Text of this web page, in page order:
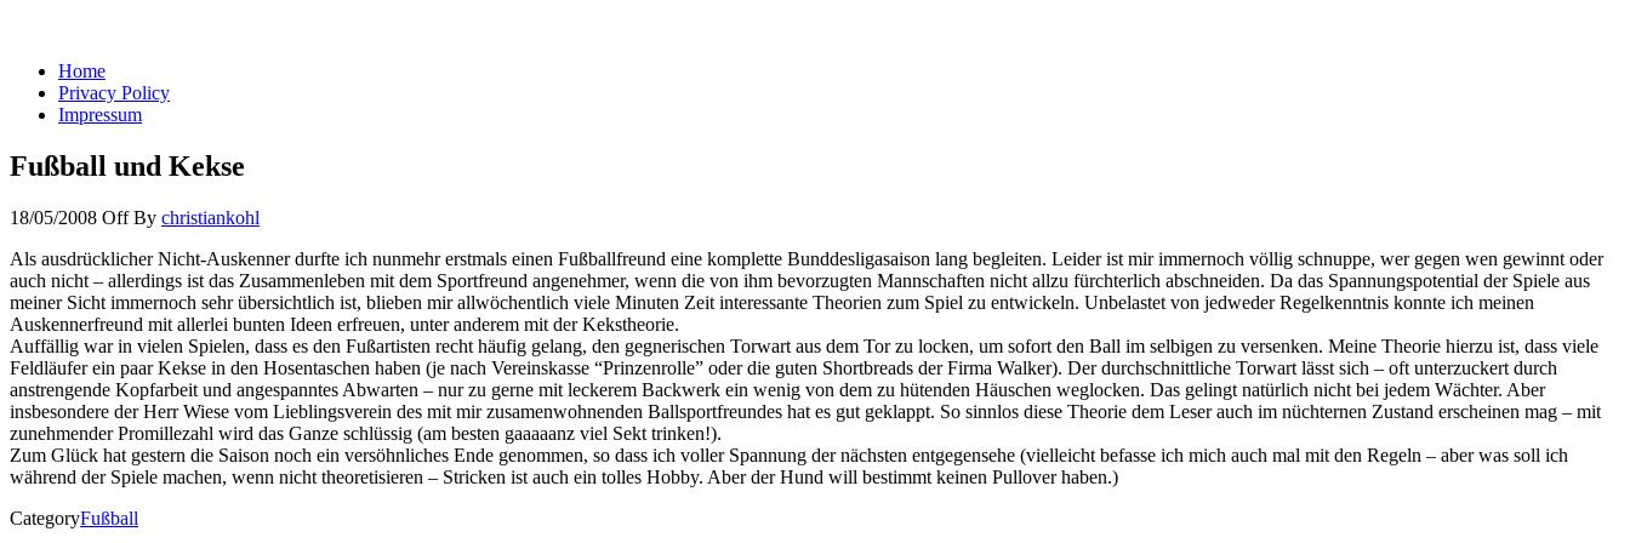
Home
Privacy Policy
Impressum
Fußball und Kekse
18/05/2008 OffBy christiankohl
Als ausdrücklicher Nicht-Auskenner durfte ich nunmehr erstmals einen Fußballfreund eine komplette Bunddesligasaison lang begleiten. Leider ist mir immernoch völlig schnuppe, wer gegen wen gewinnt oder
auch nicht – allerdings ist das Zusammenleben mit dem Sportfreund angenehmer, wenn die von ihm bevorzugten Mannschaften nicht allzu fürchterlich abschneiden. Da das Spannungspotential der Spiele aus
meiner Sicht immernoch sehr übersichtlich ist, blieben mir allwöchentlich viele Minuten Zeit interessante Theorien zum Spiel zu entwickeln. Unbelastet von jedweder Regelkenntnis konnte ich meinen
Auskennerfreund mit allerlei bunten Ideen erfreuen, unter anderem mit der Kekstheorie.
Auffällig war in vielen Spielen, dass es den Fußartisten recht häufig gelang, den gegnerischen Torwart aus dem Tor zu locken, um sofort den Ball im selbigen zu versenken. Meine Theorie hierzu ist, dass viele
Feldläufer ein paar Kekse in den Hosentaschen haben (je nach Vereinskasse “Prinzenrolle” oder die guten Shortbreads der Firma Walker). Der durchschnittliche Torwart lässt sich – oft unterzuckert durch
anstrengende Kopfarbeit und angespanntes Abwarten – nur zu gerne mit leckerem Backwerk ein wenig von dem zu hütenden Häuschen weglocken. Das gelingt natürlich nicht bei jedem Wächter. Aber
insbesondere der Herr Wiese vom Lieblingsverein des mit mir zusamenwohnenden Ballsportfreundes hat es gut geklappt. So sinnlos diese Theorie dem Leser auch im nüchternen Zustand erscheinen mag – mit
zunehmender Promillezahl wird das Ganze schlüssig (am besten gaaaaanz viel Sekt trinken!).
Zum Glück hat gestern die Saison noch ein versöhnliches Ende genommen, so dass ich voller Spannung der nächsten entgegensehe (vielleicht befasse ich mich auch mal mit den Regeln – aber was soll ich
während der Spiele machen, wenn nicht theoretisieren – Stricken ist auch ein tolles Hobby. Aber der Hund will bestimmt keinen Pullover haben.)
CategoryFußball